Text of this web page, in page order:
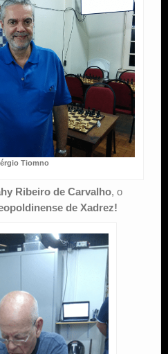
Tiomno
Ribeiro de Carvalho, o
de Xadrez!